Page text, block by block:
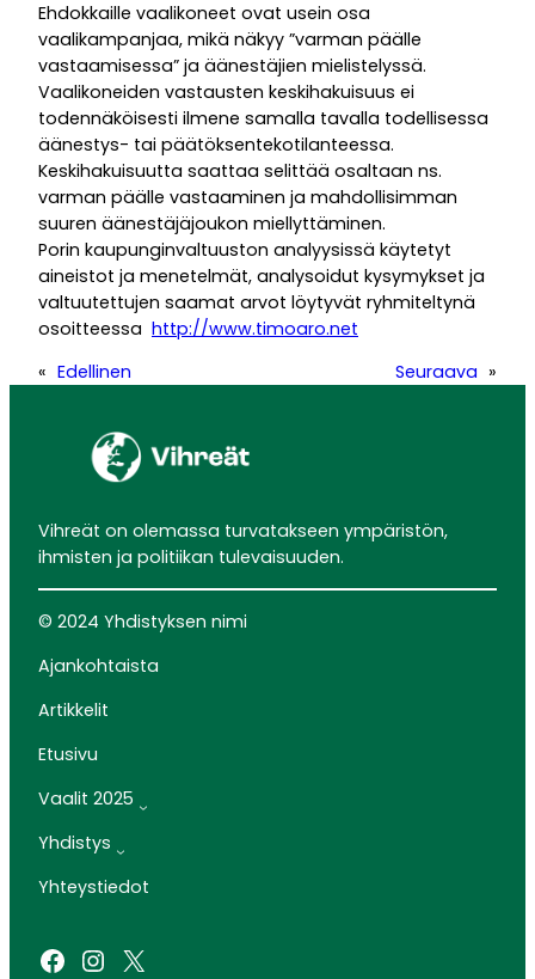
Ehdokkaille vaalikoneet ovat usein osa
vaalikampanjaa, mikä näkyy ”varman päälle
vastaamisessa” ja äänestäjien mielistelyssä.
Vaalikoneiden vastausten keskihakuisuus ei
todennäköisesti ilmene samalla tavalla todellisessa
äänestys- tai päätöksentekotilanteessa.
Keskihakuisuutta saattaa selittää osaltaan ns.
varman päälle vastaaminen ja mahdollisimman
suuren äänestäjäjoukon miellyttäminen.
Porin kaupunginvaltuuston analyysissä käytetyt
aineistot ja menetelmät, analysoidut kysymykset ja
valtuutettujen saamat arvot löytyvät ryhmiteltynä
osoitteessa http://www.timoaro.net
« Edellinen Seuraava »
Vihreät on olemassa turvatakseen ympäristön,
ihmisten ja politiikan tulevaisuuden.
© 2024 Yhdistyksen nimi
Ajankohtaista
Artikkelit
Etusivu
Vaalit 2025
Yhdistys
Yhteystiedot
Facebook Instagram X